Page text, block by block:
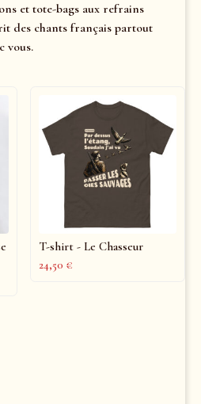
et tote-bags aux refrains
des chants français partout
vous.
T-shirt - Le Chasseur
24,50 €